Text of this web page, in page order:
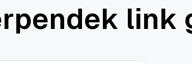
rpendek link